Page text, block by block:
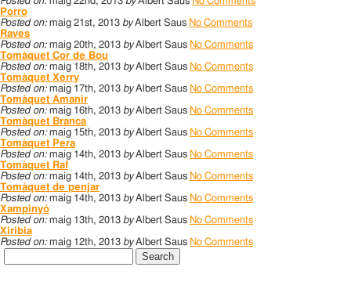
Porro
Posted on: maig 21st, 2013 by Albert Saus No Comments
Raves
Posted on: maig 20th, 2013 by Albert Saus No Comments
Tomàquet Cor de Bou
Posted on: maig 18th, 2013 by Albert Saus No Comments
Tomàquet Xerry
Posted on: maig 17th, 2013 by Albert Saus No Comments
Tomàquet Amanir
Posted on: maig 16th, 2013 by Albert Saus No Comments
Tomàquet Branca
Posted on: maig 15th, 2013 by Albert Saus No Comments
Tomàquet Pera
Posted on: maig 14th, 2013 by Albert Saus No Comments
Tomàquet Raf
Posted on: maig 14th, 2013 by Albert Saus No Comments
Tomàquet de penjar
Posted on: maig 14th, 2013 by Albert Saus No Comments
Xampinyó
Posted on: maig 13th, 2013 by Albert Saus No Comments
Xiribia
Posted on: maig 12th, 2013 by Albert Saus No Comments
for: